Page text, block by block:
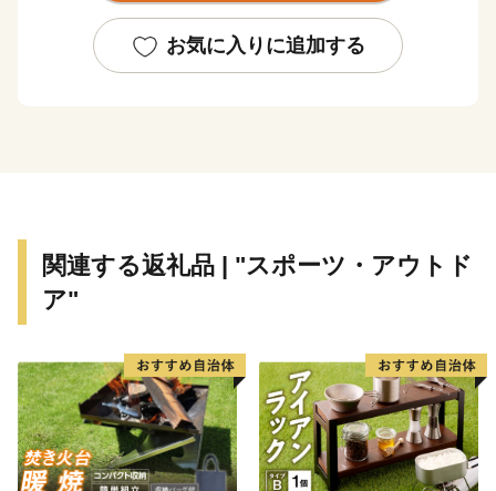
キャンプに最適。標高897メートルの岩湧山山頂は、秋
になるとススキの宝庫に。 市内には多くの文化財が現
いうタイトルで申請したストーリーが、文化庁より日本
遺産に認定されました。
純国産楊枝セットが紹介されました！
👉【国産白樺つまようじ5箱＋国産黒文字楊枝3本入り
×2個】
👉【国産白樺つまようじ10箱＋国産黒文字楊枝3本入り
×4個】
お気に入りに追加する
関連する返礼品 | "スポーツ・アウトド
ア"